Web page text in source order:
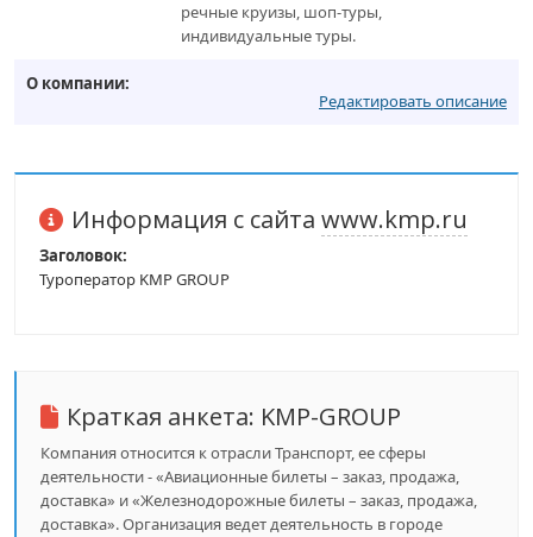
речные круизы, шоп-туры,
индивидуальные туры.
О компании:
Редактировать описание
Информация с сайта www.kmp.ru
Заголовок:
Туроператор KMP GROUP
Краткая анкета: KMP-GROUP
Компания относится к отрасли Транспорт, ее сферы
деятельности - «Авиационные билеты – заказ, продажа,
доставка» и «Железнодорожные билеты – заказ, продажа,
доставка». Организация ведет деятельность в городе